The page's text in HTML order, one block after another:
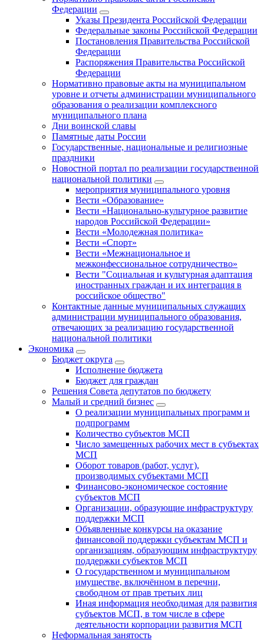
Федерации
Указы Президента Российской Федерации
Федеральные законы Российской Федерации
Постановления Правительства Российской
Федерации
Распоряжения Правительства Российской
Федерации
Нормативно правовые акты на муниципальном
уровне и отчеты администрации муниципального
образования о реализации комплексного
муниципального плана
Дни воинской славы
Памятные даты России
Государственные, национальные и религиозные
праздники
Новостной портал по реализации государственной
национальной политики
мероприятия муниципального уровня
Вести «Образование»
Вести «Национально-культурное развитие
народов Российской Федерации»
Вести «Молодежная политика»
Вести «Спорт»
Вести «Межнациональное и
межконфессиональное сотрудничество»
Вести "Социальная и культурная адаптация
иностранных граждан и их интеграция в
российское общество"
Контактные данные муниципальных служащих
администрации муниципального образования,
отвечающих за реализацию государственной
национальной политики
Экономика
Бюджет округa
Исполнение бюджета
Бюджет для граждан
Решения Совета депутатов по бюджету
Малый и средний бизнес
О реализации муниципальных программ и
подпрограмм
Количество субъектов МСП
Число замещенных рабочих мест в субъектах
МСП
Оборот товаров (работ, услуг),
производимых субъектами МСП
Финансово-экономическое состояние
субъектов МСП
Организации, образующие инфраструктуру
поддержки МСП
Объявленные конкурсы на оказание
финансовой поддержки субъектам МСП и
организациям, образующим инфраструктуру
поддержки субъектов МСП
О государственном и муниципальном
имуществе, включённом в перечни,
свободном от прав третьих лиц
Иная информация необходимая для развития
субъектов МСП, в том числе в сфере
деятельности корпорации развития МСП
Неформальная занятость